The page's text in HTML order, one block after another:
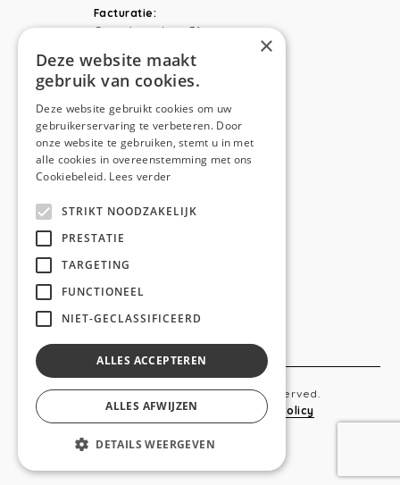
Facturatie:
Capucienenlaan 31
Telefoon:0473 44 56 94
NAVIGATION
Home
Diensten
Realisaties
Copyright © 2019 Anso. All rights reserved.
Sitemap-Privacy Policy Cookie Policy
webdesigned by
×
Deze website maakt
gebruik van cookies.
Deze website gebruikt cookies om uw
gebruikerservaring te verbeteren. Door
onze website te gebruiken, stemt u in met
alle cookies in overeenstemming met ons
Cookiebeleid. Lees verder
STRIKT NOODZAKELIJK
PRESTATIE
TARGETING
FUNCTIONEEL
NIET-GECLASSIFICEERD
ALLES ACCEPTEREN
ALLES AFWIJZEN
DETAILS WEERGEVEN